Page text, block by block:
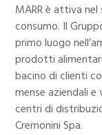
MARR è attiva
consumo. Il
primo luogo
prodotti
bacino di clienti
mense aziendali
centri di
Cremonini Spa.